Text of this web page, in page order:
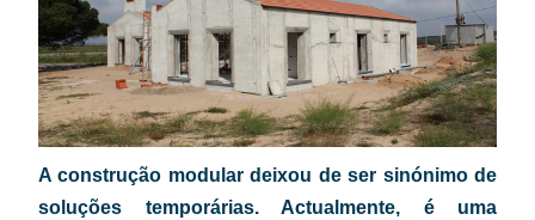
A construção modular deixou de ser sinónimo de
soluções temporárias. Actualmente, é uma